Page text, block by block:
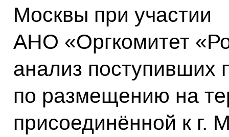
Москвы при участии
АНО «Оргкомитет
анализ поступивших
по размещению на
присоединённой к г.